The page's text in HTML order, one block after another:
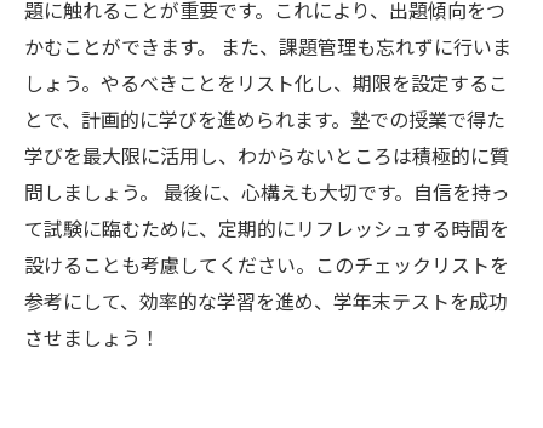
題に触れることが重要です。これにより、出題傾向をつ
かむことができます。 また、課題管理も忘れずに行いま
しょう。やるべきことをリスト化し、期限を設定するこ
とで、計画的に学びを進められます。塾での授業で得た
学びを最大限に活用し、わからないところは積極的に質
問しましょう。 最後に、心構えも大切です。自信を持っ
て試験に臨むために、定期的にリフレッシュする時間を
設けることも考慮してください。このチェックリストを
参考にして、効率的な学習を進め、学年末テストを成功
させましょう！